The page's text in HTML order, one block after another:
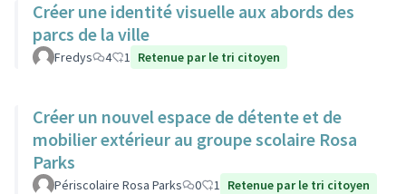
Créer une identité visuelle aux abords des
parcs de la ville
Fredys 4 1 Retenue par le tri citoyen
Créer un nouvel espace de détente et de
mobilier extérieur au groupe scolaire Rosa
Parks
Périscolaire Rosa Parks 0 1 Retenue par le tri citoyen